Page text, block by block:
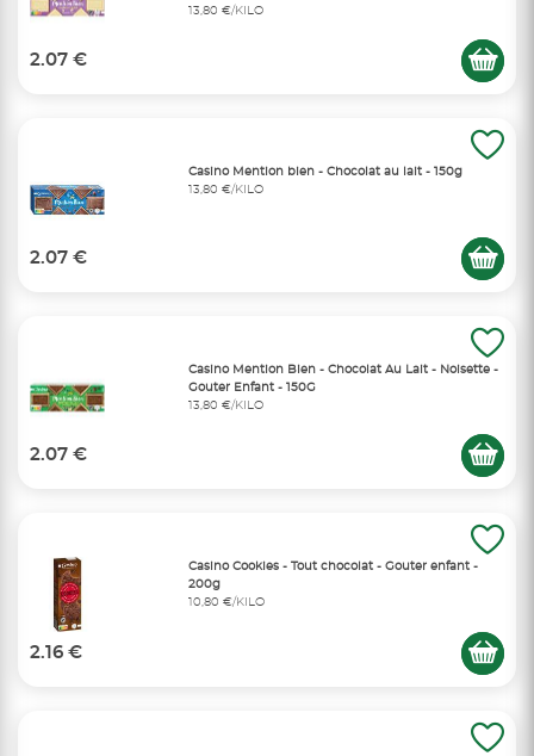
13,80 €/KILO
2.07 €
Casino Mention bien - Chocolat au lait - 150g
13,80 €/KILO
2.07 €
Casino Mention Bien - Chocolat Au Lait - Noisette -
Gouter Enfant - 150G
13,80 €/KILO
2.07 €
Casino Cookies - Tout chocolat - Gouter enfant -
200g
10,80 €/KILO
2.16 €